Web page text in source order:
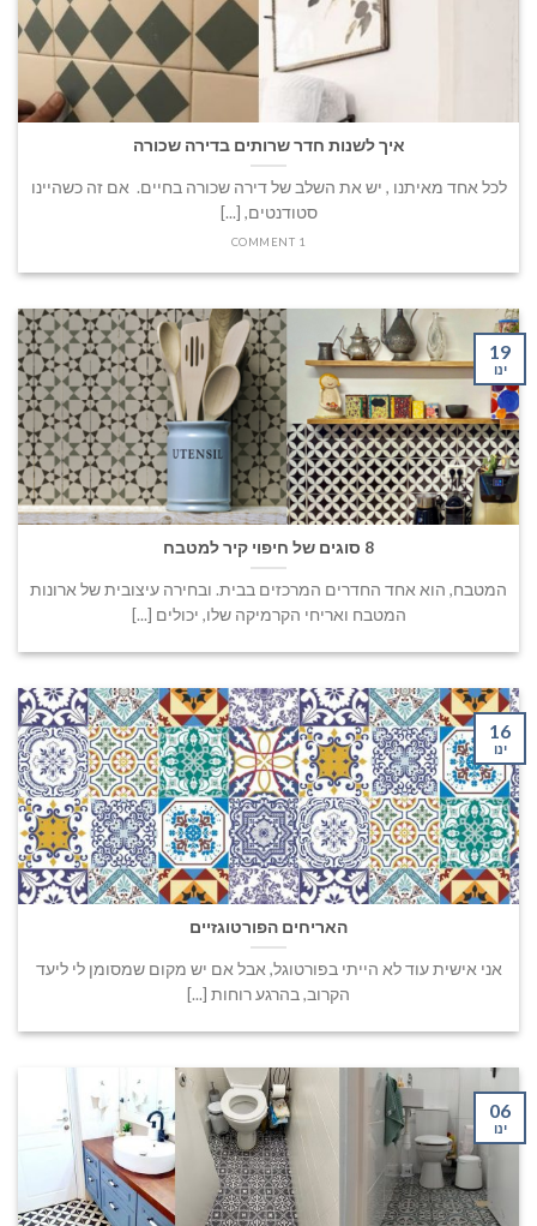
איך לשנות חדר שרותים בדירה שכורה
לכל אחד מאיתנו , יש את השלב של דירה שכורה בחיים. אם זה כשהיינו
סטודנטים, [...]
1 COMMENT
8 סוגים של חיפוי קיר למטבח
המטבח, הוא אחד החדרים המרכזים בבית. ובחירה עיצובית של ארונות
המטבח ואריחי הקרמיקה שלו, יכולים [...]
19
ינו
האריחים הפורטוגזיים
אני אישית עוד לא הייתי בפורטוגל, אבל אם יש מקום שמסומן לי ליעד
הקרוב, בהרגע רוחות [...]
16
ינו
06
ינו